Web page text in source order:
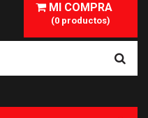
MI COMPRA
(0 productos)